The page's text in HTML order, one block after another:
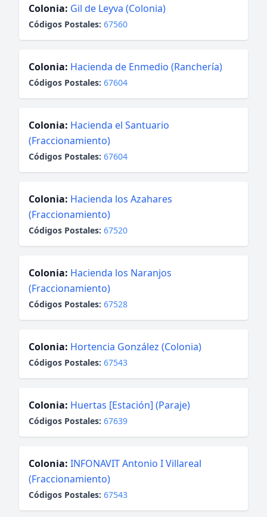
Colonia: Gil de Leyva (Colonia)
Códigos Postales: 67560
Colonia: Hacienda de Enmedio (Ranchería)
Códigos Postales: 67604
Colonia: Hacienda el Santuario
(Fraccionamiento)
Códigos Postales: 67604
Colonia: Hacienda los Azahares
(Fraccionamiento)
Códigos Postales: 67520
Colonia: Hacienda los Naranjos
(Fraccionamiento)
Códigos Postales: 67528
Colonia: Hortencia González (Colonia)
Códigos Postales: 67543
Colonia: Huertas [Estación] (Paraje)
Códigos Postales: 67639
Colonia: INFONAVIT Antonio I Villareal
(Fraccionamiento)
Códigos Postales: 67543